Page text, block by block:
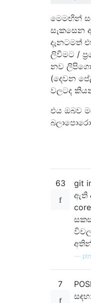
මෙමඟින්
සැකසෙන
දැනටමත්
ලිවීමට /
නව
(දෙවන
වලටද
එය ඔබව
63
git
ඇති
7